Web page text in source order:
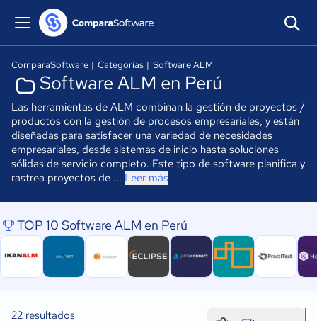
ComparaSoftware | Categorías | Software ALM
Software ALM en Perú
Las herramientas de ALM combinan la gestión de proyectos /
productos con la gestión de procesos empresariales, y están
diseñadas para satisfacer una variedad de necesidades
empresariales, desde sistemas de inicio hasta soluciones
sólidas de servicio completo. Este tipo de software planifica y
rastrea proyectos de ... Leer más
TOP 10 Software ALM en Perú
22 resultados